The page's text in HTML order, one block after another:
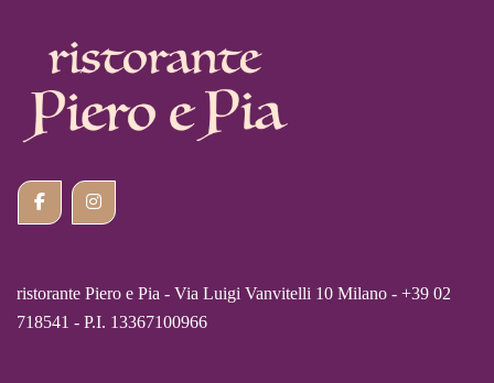
ristorante Piero e Pia - Via Luigi Vanvitelli 10 Milano - +39 02
718541 - P.I. 13367100966